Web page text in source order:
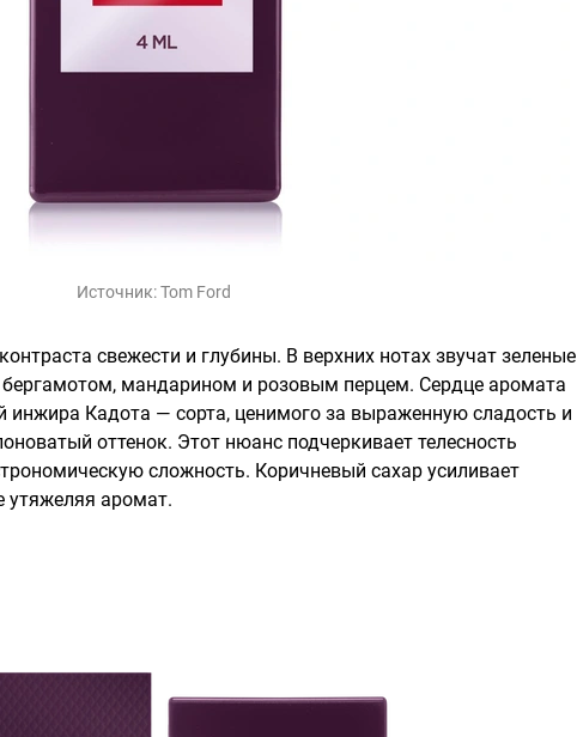
Источник:Tom Ford
свежести и глубины. В верхних нотах звучат зеленые
мандарином и розовым перцем. Сердце аромата
инжира Кадота — сорта, ценимого за выраженную сладость и
оттенок. Этот нюанс подчеркивает телесность
сложность. Коричневый сахар усиливает
утяжеляя аромат.